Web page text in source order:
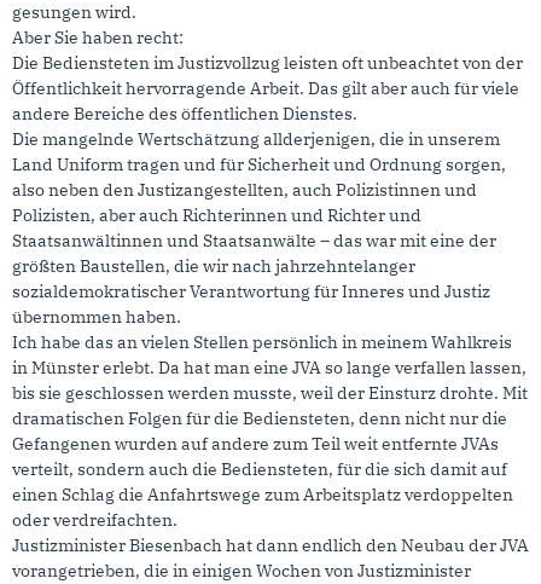
gesungen wird.
Aber Sie haben recht:
Die Bediensteten im Justizvollzug leisten oft unbeachtet von der
Öffentlichkeit hervorragende Arbeit. Das gilt aber auch für viele
andere Bereiche des öffentlichen Dienstes.
Die mangelnde Wertschätzung allderjenigen, die in unserem
Land Uniform tragen und für Sicherheit und Ordnung sorgen,
also neben den Justizangestellten, auch Polizistinnen und
Polizisten, aber auch Richterinnen und Richter und
Staatsanwältinnen und Staatsanwälte – das war mit eine der
größten Baustellen, die wir nach jahrzehntelanger
sozialdemokratischer Verantwortung für Inneres und Justiz
übernommen haben.
Ich habe das an vielen Stellen persönlich in meinem Wahlkreis
in Münster erlebt. Da hat man eine JVA so lange verfallen lassen,
bis sie geschlossen werden musste, weil der Einsturz drohte. Mit
dramatischen Folgen für die Bediensteten, denn nicht nur die
Gefangenen wurden auf andere zum Teil weit entfernte JVAs
verteilt, sondern auch die Bediensteten, für die sich damit auf
einen Schlag die Anfahrtswege zum Arbeitsplatz verdoppelten
oder verdreifachten.
Justizminister Biesenbach hat dann endlich den Neubau der JVA
vorangetrieben, die in einigen Wochen von Justizminister